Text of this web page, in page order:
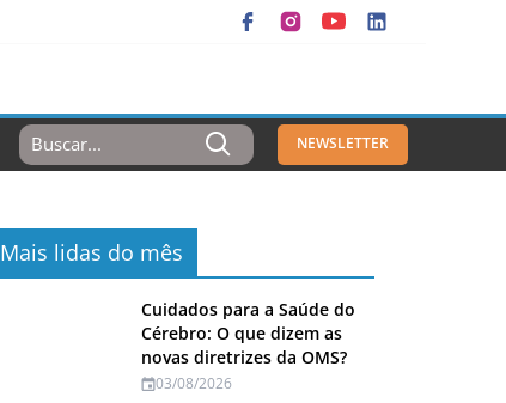
Resultados
Para:
NEWSLETTER
Mais lidas do mês
Cuidados para a Saúde do
Cérebro: O que dizem as
novas diretrizes da OMS?
03/08/2026